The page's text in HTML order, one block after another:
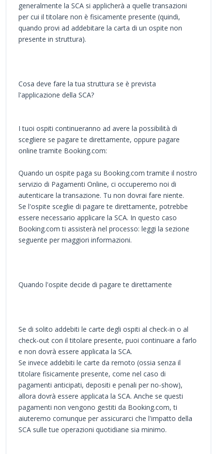
generalmente la SCA si applicherà a quelle transazioni
per cui il titolare non è fisicamente presente (quindi,
quando provi ad addebitare la carta di un ospite non
presente in struttura).
Cosa deve fare la tua struttura se è prevista
l'applicazione della SCA?
I tuoi ospiti continueranno ad avere la possibilità di
scegliere se pagare te direttamente, oppure pagare
online tramite Booking.com:
Quando un ospite paga su Booking.com tramite il nostro
servizio di Pagamenti Online, ci occuperemo noi di
autenticare la transazione. Tu non dovrai fare niente.
Se l'ospite sceglie di pagare te direttamente, potrebbe
essere necessario applicare la SCA. In questo caso
Booking.com ti assisterà nel processo: leggi la sezione
seguente per maggiori informazioni.
Quando l'ospite decide di pagare te direttamente
Se di solito addebiti le carte degli ospiti al check-in o al
check-out con il titolare presente, puoi continuare a farlo
e non dovrà essere applicata la SCA.
Se invece addebiti le carte da remoto (ossia senza il
titolare fisicamente presente, come nel caso di
pagamenti anticipati, depositi e penali per no-show),
allora dovrà essere applicata la SCA. Anche se questi
pagamenti non vengono gestiti da Booking.com, ti
aiuteremo comunque per assicurarci che l'impatto della
SCA sulle tue operazioni quotidiane sia minimo.